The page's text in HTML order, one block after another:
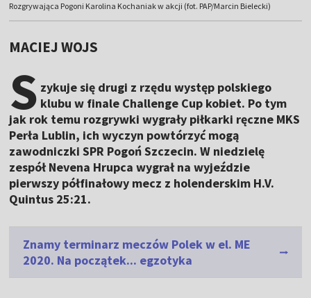
Rozgrywająca Pogoni Karolina Kochaniak w akcji (fot. PAP/Marcin Bielecki)
MACIEJ WOJS
S zykuje się drugi z rzędu występ polskiego
klubu w finale Challenge Cup kobiet. Po tym
jak rok temu rozgrywki wygrały piłkarki ręczne MKS
Perła Lublin, ich wyczyn powtórzyć mogą
zawodniczki SPR Pogoń Szczecin. W niedzielę
zespół Nevena Hrupca wygrał na wyjeździe
pierwszy półfinałowy mecz z holenderskim H.V.
Quintus 25:21.
Znamy terminarz meczów Polek w el. ME
2020. Na początek... egzotyka